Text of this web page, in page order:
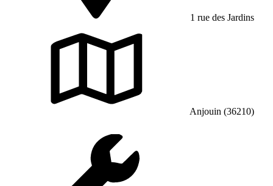
1 rue des Jardins
Anjouin (36210)